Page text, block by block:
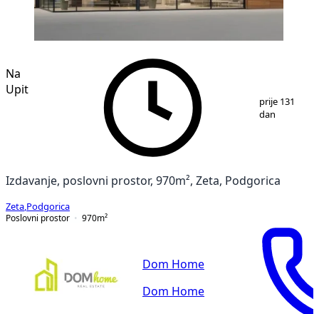
Na
Upit
prije 131
dan
Izdavanje, poslovni prostor, 970m², Zeta, Podgorica
Zeta Podgorica
Poslovni prostor
970m²
Dom Home
Dom Home